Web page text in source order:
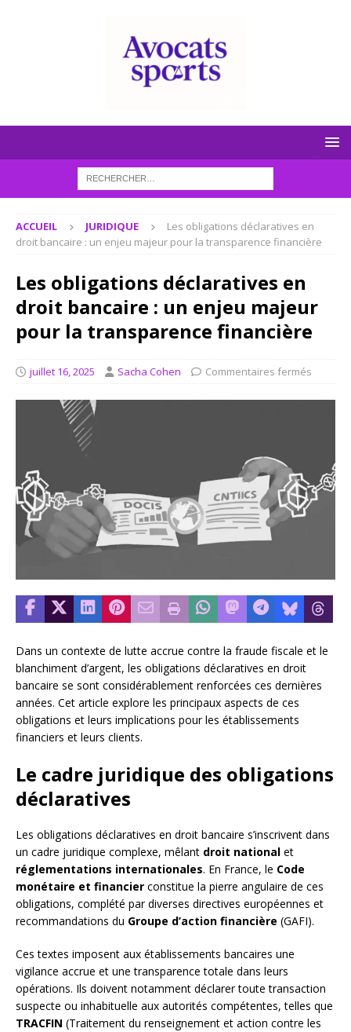
ACCUEIL JURIDIQUE
Les obligations déclaratives en
droit bancaire : un enjeu majeur pour la transparence financière
Les obligations déclaratives en
droit bancaire : un enjeu majeur
pour la transparence financière
juillet 16, 2025 Sacha Cohen Commentaires fermés
Dans un contexte de lutte accrue contre la fraude fiscale et le
blanchiment d’argent, les obligations déclaratives en droit
bancaire se sont considérablement renforcées ces dernières
années. Cet article explore les principaux aspects de ces
obligations et leurs implications pour les établissements
financiers et leurs clients.
Le cadre juridique des obligations
déclaratives
Les obligations déclaratives en droit bancaire s’inscrivent dans
un cadre juridique complexe, mêlant droit national et
réglementations internationales. En France, le Code
monétaire et financier constitue la pierre angulaire de ces
obligations, complété par diverses directives européennes et
recommandations du Groupe d’action financière (GAFI).
Ces textes imposent aux établissements bancaires une
vigilance accrue et une transparence totale dans leurs
opérations. Ils doivent notamment déclarer toute transaction
suspecte ou inhabituelle aux autorités compétentes, telles que
TRACFIN (Traitement du renseignement et action contre les